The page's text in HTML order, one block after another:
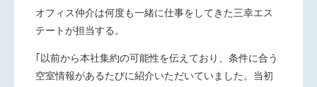
オフィス仲介は何度も一緒に仕事をしてきた三幸エス
テートが担当する。
｢以前から本社集約の可能性を伝えており、条件に合う
空室情報があるたびに紹介いただいていました。当初